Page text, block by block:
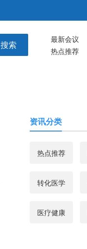
搜索 最新会议
热点推荐
资讯分类
热点推荐
转化医学
医疗健康